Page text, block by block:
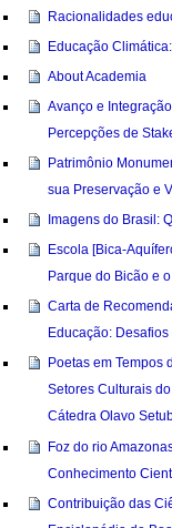
Racionalidades
Educação
About Academia
Avanço e
Percepções de
Patrimônio
sua Preservação e
Imagens do Brasil:
Escola [Bica-
Parque do Bicão e
Carta de
Educação:
Poetas em Tempos
Setores Culturais
Cátedra Olavo
Foz do rio
Conhecimento
Contribuição das